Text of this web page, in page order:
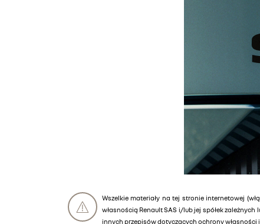
Wszelkie materiały na tej stronie internetowej
własnością Renault SAS i/lub jej spółek
innych przepisów dotyczących ochrony